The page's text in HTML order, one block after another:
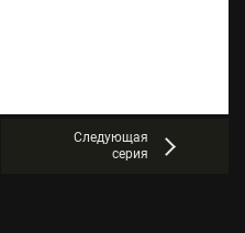
Следующая
серия